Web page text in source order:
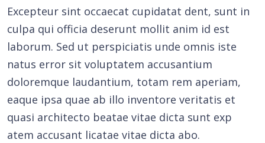
Excepteur sint occaecat cupidatat dent, sunt in
culpa qui officia deserunt mollit anim id est
laborum. Sed ut perspiciatis unde omnis iste
natus error sit voluptatem accusantium
doloremque laudantium, totam rem aperiam,
eaque ipsa quae ab illo inventore veritatis et
quasi architecto beatae vitae dicta sunt exp
atem accusant licatae vitae dicta abo.